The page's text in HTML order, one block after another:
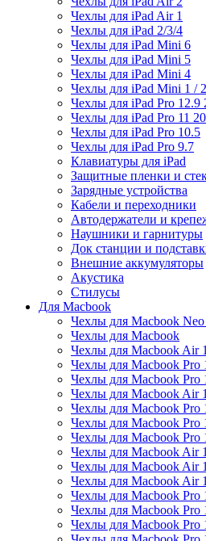
Чехлы для iPad Air 1
Чехлы для iPad 2/3/4
Чехлы для iPad Mini 6
Чехлы для iPad Mini 5
Чехлы для iPad Mini 4
Чехлы для iPad Mini 1 /
Чехлы для iPad Pro 12.9
Чехлы для iPad Pro 11
Чехлы для iPad Pro 10.5
Чехлы для iPad Pro 9.7
Клавиатуры для iPad
Защитные пленки и
Зарядные устройства
Кабели и переходники
Автодержатели и
Наушники и гарнитуры
Док станции и
Внешние аккумуляторы
Акустика
Стилусы
Для Macbook
Чехлы для Macbook
Чехлы для Macbook
Чехлы для Macbook Air
Чехлы для Macbook Pro
Чехлы для Macbook Pro
Чехлы для Macbook Air
Чехлы для Macbook Pro
Чехлы для Macbook Pro
Чехлы для Macbook Pro
Чехлы для Macbook Air
Чехлы для Macbook Air
Чехлы для Macbook Air
Чехлы для Macbook Pro
Чехлы для Macbook Pro
Чехлы для Macbook Pro